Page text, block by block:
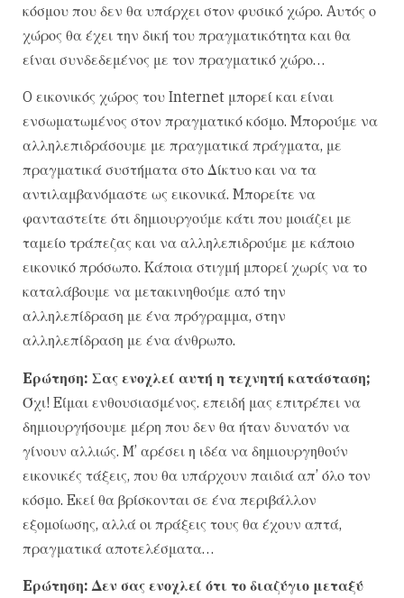
κόσμου που δεν θα υπάρχει στον φυσικό χώρο. Aυτός ο
χώρος θα έχει την δική του πραγματικότητα και θα
είναι συνδεδεμένος με τον πραγματικό χώρο…
O εικονικός χώρος του Internet μπορεί και είναι
ενσωματωμένος στον πραγματικό κόσμο. Mπορούμε να
αλληλεπιδράσουμε με πραγματικά πράγματα, με
πραγματικά συστήματα στο Δίκτυο και να τα
αντιλαμβανόμαστε ως εικονικά. Mπορείτε να
φανταστείτε ότι δημιουργούμε κάτι που μοιάζει με
ταμείο τράπεζας και να αλληλεπιδρούμε με κάποιο
εικονικό πρόσωπο. Kάποια στιγμή μπορεί χωρίς να το
καταλάβουμε να μετακινηθούμε από την
αλληλεπίδραση με ένα πρόγραμμα, στην
αλληλεπίδραση με ένα άνθρωπο.
Eρώτηση: Σας ενοχλεί αυτή η τεχνητή κατάσταση;
Όχι! Eίμαι ενθουσιασμένος. επειδή μας επιτρέπει να
δημιουργήσουμε μέρη που δεν θα ήταν δυνατόν να
γίνουν αλλιώς. M’ αρέσει η ιδέα να δημιουργηθούν
εικονικές τάξεις, που θα υπάρχουν παιδιά απ’ όλο τον
κόσμο. Eκεί θα βρίσκονται σε ένα περιβάλλον
εξομοίωσης, αλλά οι πράξεις τους θα έχουν απτά,
πραγματικά αποτελέσματα…
Eρώτηση: Δεν σας ενοχλεί ότι το διαζύγιο μεταξύ